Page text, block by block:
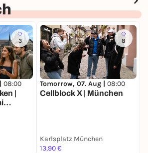
3
08:00
|
8
Tomorrow, 07. Aug | 08:00
Cellblock X | München
Karlsplatz München
13,90 €